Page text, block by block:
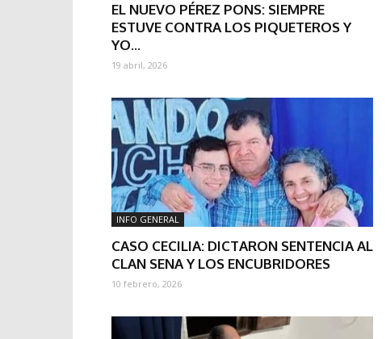
EL NUEVO PÉREZ PONS: SIEMPRE
ESTUVE CONTRA LOS PIQUETEROS Y
YO...
19 abril, 2026
INFO GENERAL
CASO CECILIA: DICTARON SENTENCIA AL
CLAN SENA Y LOS ENCUBRIDORES
10 febrero, 2026